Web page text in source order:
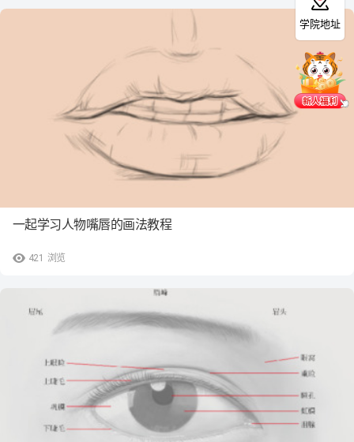
421 浏览
一起学习人物嘴唇的画法教程
学院地址